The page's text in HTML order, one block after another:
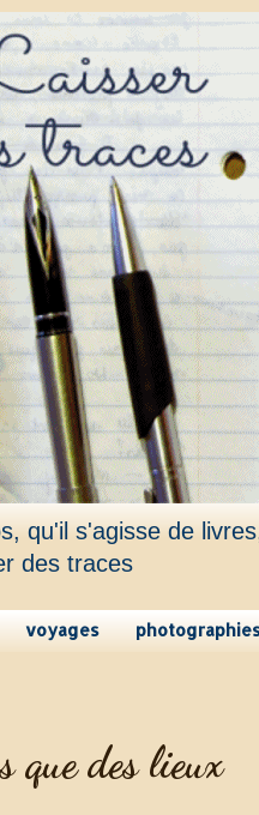
qu'il s'agisse de
des traces
voyages
que des lieux